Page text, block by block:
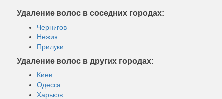
Удаление волос в соседних городах:
Чернигов
Нежин
Прилуки
Удаление волос в других городах:
Киев
Одесса
Харьков